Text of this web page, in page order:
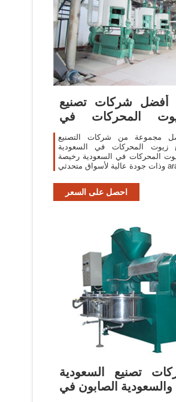
أفضل شركات تصنيع
المحركات في
السعودية
مجموعة من شركات التصنيع
زيوت المحركات في السعودية
المحركات في السعودية رخيصة
احصل على السعر
تصنيع السعودية
والسعودية الصابون في